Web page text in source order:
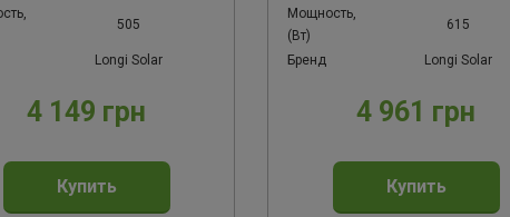
505
Longi Solar
4 149 грн
Купить
Мощность,
(Вт)
615
Бренд Longi Solar
4 961 грн
Купить